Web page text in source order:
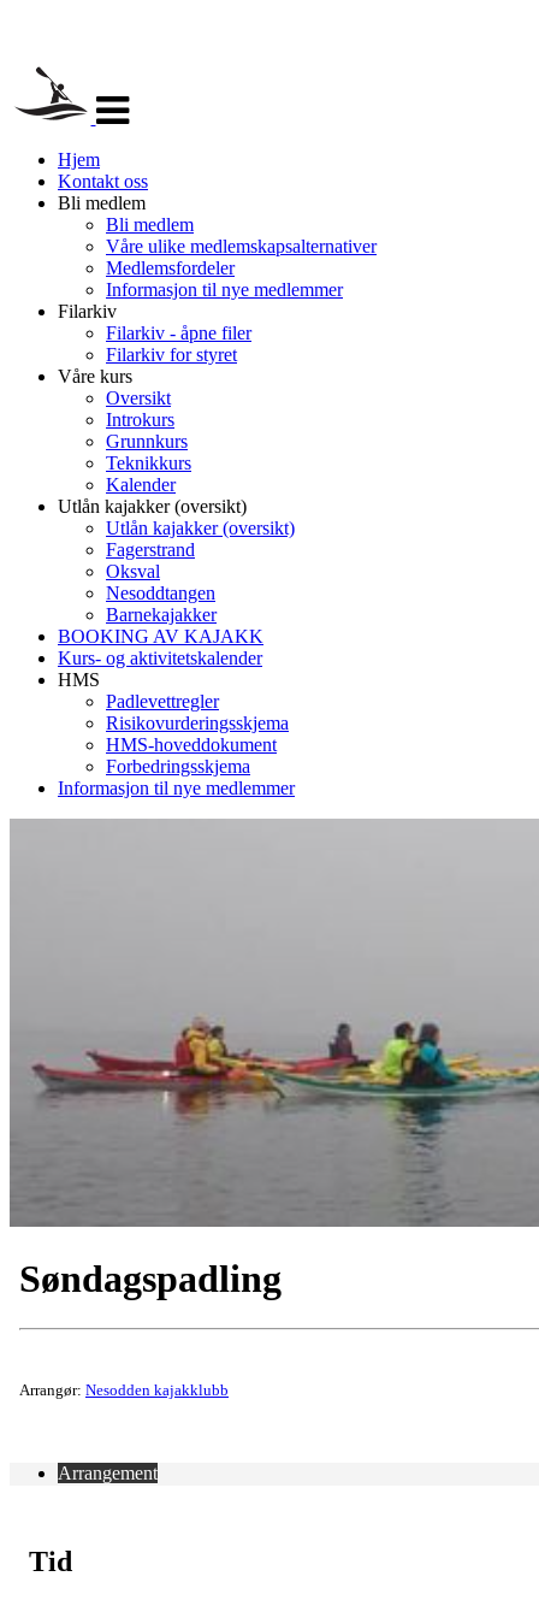
navigasjon
Hjem
Kontakt oss
Bli medlem
Bli medlem
Våre ulike medlemskapsalternativer
Medlemsfordeler
Informasjon til nye medlemmer
Filarkiv
Filarkiv - åpne filer
Filarkiv for styret
Våre kurs
Oversikt
Introkurs
Grunnkurs
Teknikkurs
Kalender
Utlån kajakker (oversikt)
Utlån kajakker (oversikt)
Fagerstrand
Oksval
Nesoddtangen
Barnekajakker
BOOKING AV KAJAKK
Kurs- og aktivitetskalender
HMS
Padlevettregler
Risikovurderingsskjema
HMS-hoveddokument
Forbedringsskjema
Informasjon til nye medlemmer
Søndagspadling
Arrangør: Nesodden kajakklubb
Arrangement
Tid